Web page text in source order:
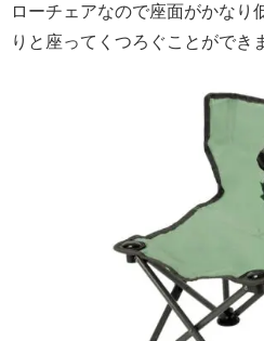
ローチェアなので座面がかなり
りと座ってくつろぐことができ